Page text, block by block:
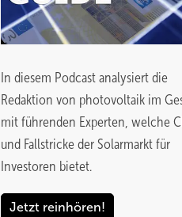
In diesem Podcast analysiert die
Redaktion von photovoltaik im
mit führenden Experten, welche
und Fallstricke der Solarmarkt für
Investoren bietet.
Jetzt reinhören!